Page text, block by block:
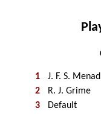
1 J. F. S.
2
R. J. Grime
3
Default